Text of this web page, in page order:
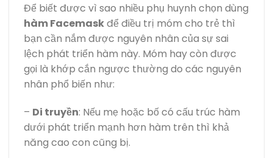
Để biết được vì sao nhiều phụ huynh chọn dùng
hàm Facemaskđể điều trị móm cho trẻ thì
bạn cần nắm được nguyên nhân của sự sai
lệch phát triển hàm này. Móm hay còn được
gọi là khớp cắn ngược thường do các nguyên
nhân phổ biến như:
– Di truyền: Nếu mẹ hoặc bố có cấu trúc hàm
dưới phát triển mạnh hơn hàm trên thì khả
năng cao con cũng bị.